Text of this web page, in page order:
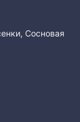
Сосновая